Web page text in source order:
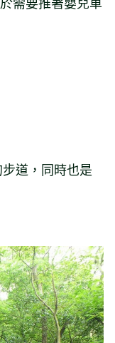
道，同時也是